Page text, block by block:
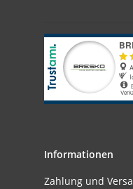
Informationen
Zahlung und